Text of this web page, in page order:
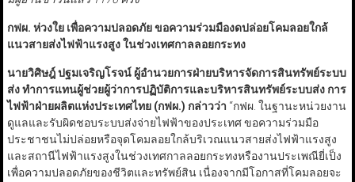
กฟผ. ห่วงใย เพื่อความปลอดภัย ขอความร่วมมืองดปล่อยโคมลอยใกล้
แนวสายส่งไฟฟ้าแรงสูง ในช่วงเทศกาลลอยกระทง
นายวิศิษฎ์ ปฐมเจริญโรจน์ ผู้อำนวยการฝ่ายบริหารจัดการสินทรัพย์ระบบ
ส่ง ทำการแทนผู้ช่วยผู้ว่าการปฏิบัติการและบริหารสินทรัพย์ระบบส่ง การ
ไฟฟ้าฝ่ายผลิตแห่งประเทศไทย (กฟผ.) กล่าวว่า “กฟผ. ในฐานะหน่วยงาน
ดูแลและรับผิดชอบระบบส่งจ่ายไฟฟ้าของประเทศ ขอความร่วมมือ
ประชาชนไม่ปล่อยหรือจุดโคมลอยใกล้บริเวณแนวสายส่งไฟฟ้าแรงสูง
และสถานีไฟฟ้าแรงสูงในช่วงเทศกาลลอยกระทงหรืองานประเพณียี่เป็ง
เพื่อความปลอดภัยของชีวิตและทรัพย์สิน เนื่องจากมีโอกาสที่โคมลอยจะ